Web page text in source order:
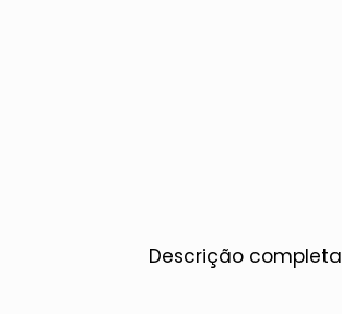
Descrição completa